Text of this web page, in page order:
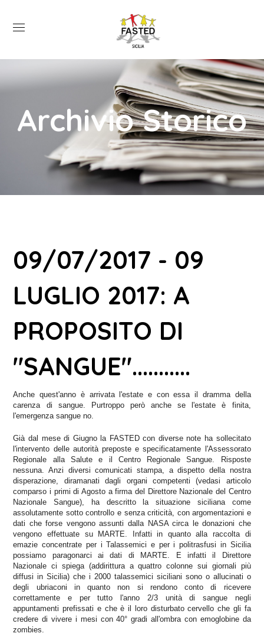
Archivio Storico
09/07/2017 - 09
LUGLIO 2017: A
PROPOSITO DI
"SANGUE"...........
Anche quest'anno è arrivata l'estate e con essa il dramma della
carenza di sangue. Purtroppo però anche se l'estate è finita,
l'emergenza sangue no.
Già dal mese di Giugno la FASTED con diverse note ha sollecitato
l'intervento delle autorità preposte e specificatamente l'Assessorato
Regionale alla Salute e il Centro Regionale Sangue. Risposte
nessuna. Anzi diversi comunicati stampa, a dispetto della nostra
disperazione, diramanati dagli organi competenti (vedasi articolo
comparso i primi di Agosto a firma del Direttore Nazionale del Centro
Nazionale Sangue), ha descritto la situazione siciliana come
assolutamente sotto controllo e senza criticità, con argomentazioni e
dati che forse vengono assunti dalla NASA circa le donazioni che
vengono effettuate su MARTE. Infatti in quanto alla raccolta di
emazie concentrate per i Talassemici e per i politrasfusi in Sicilia
possiamo paragonarci ai dati di MARTE. E infatti il Direttore
Nazionale ci spiega (addirittura a quattro colonne sui giornali più
diffusi in Sicilia) che i 2000 talassemici siciliani sono o allucinati o
degli ubriaconi in quanto non si rendono conto di ricevere
correttamente e per tutto l'anno 2/3 unità di sangue negli
appuntamenti prefissati e che è il loro disturbato cervello che gli fa
credere di vivere i mesi con 40° gradi all'ombra con emoglobine da
zombies.